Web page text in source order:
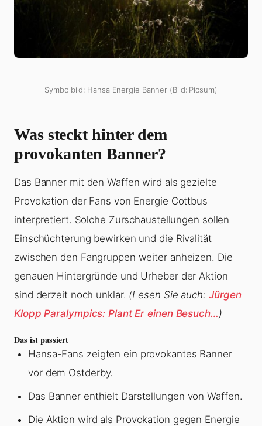
Symbolbild: Hansa Energie Banner (Bild: Picsum)
Was steckt hinter dem
provokanten Banner?
Das Banner mit den Waffen wird als gezielte
Provokation der Fans von Energie Cottbus
interpretiert. Solche Zurschaustellungen sollen
Einschüchterung bewirken und die Rivalität
zwischen den Fangruppen weiter anheizen. Die
genauen Hintergründe und Urheber der Aktion
sind derzeit noch unklar. (Lesen Sie auch: Jürgen
Klopp Paralympics: Plant Er einen Besuch… )
Das ist passiert
Hansa-Fans zeigten ein provokantes Banner
vor dem Ostderby.
Das Banner enthielt Darstellungen von Waffen.
Die Aktion wird als Provokation gegen Energie